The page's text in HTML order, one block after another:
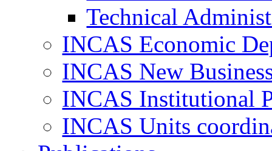
Technical
INCAS Economic
INCAS New
INCAS Institutional
INCAS Units